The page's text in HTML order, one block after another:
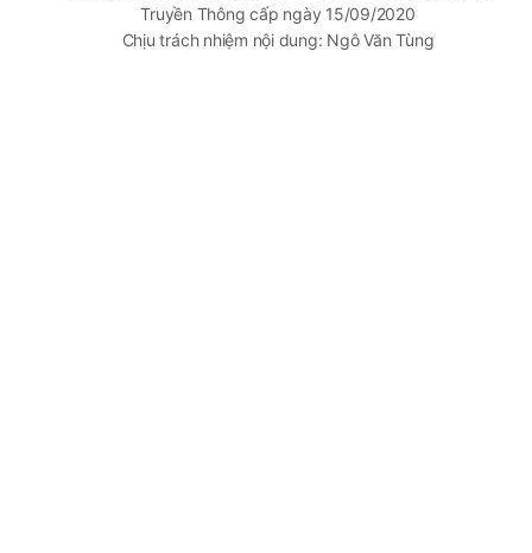
Truyền Thông cấp ngày 15/09/2020
Chịu trách nhiệm nội dung: Ngô Văn Tùng